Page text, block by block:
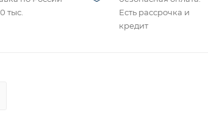
тыс.
Есть рассрочка и
кредит